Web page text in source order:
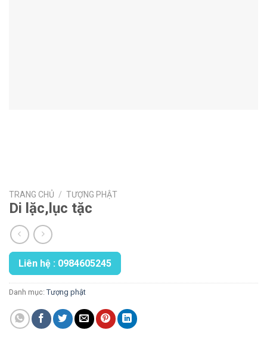
TRANG CHỦ / TƯỢNG PHẬT
Di lặc,lục tặc
Liên hệ : 0984605245
Danh mục: Tượng phật